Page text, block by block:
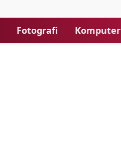
Fotografi Komputer